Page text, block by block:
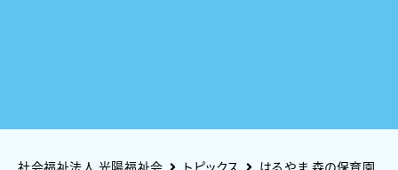
社会福祉法人 光陽福祉会 トピックス はるやま 森の保育園